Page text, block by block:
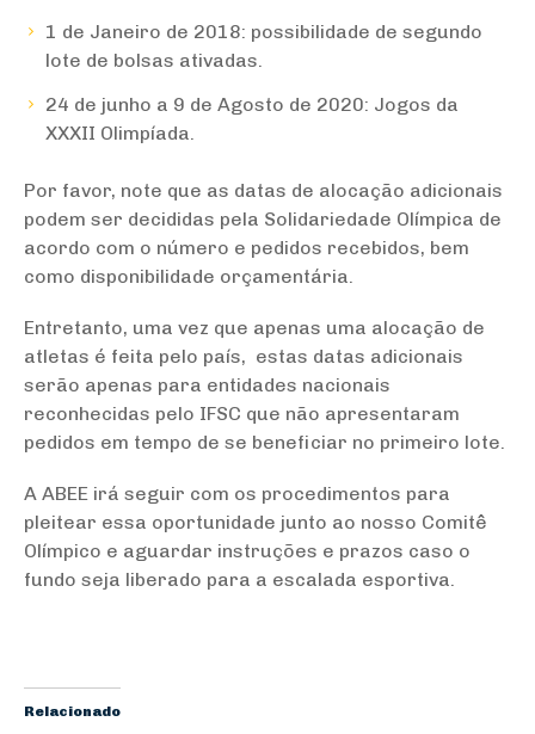
1 de Janeiro de 2018: possibilidade de segundo
lote de bolsas ativadas.
24 de junho a 9 de Agosto de 2020: Jogos da
XXXII Olimpíada.
Por favor, note que as datas de alocação adicionais
podem ser decididas pela Solidariedade Olímpica de
acordo com o número e pedidos recebidos, bem
como disponibilidade orçamentária.
Entretanto, uma vez que apenas uma alocação de
atletas é feita pelo país, estas datas adicionais
serão apenas para entidades nacionais
reconhecidas pelo IFSC que não apresentaram
pedidos em tempo de se beneficiar no primeiro lote.
A ABEE irá seguir com os procedimentos para
pleitear essa oportunidade junto ao nosso Comitê
Olímpico e aguardar instruções e prazos caso o
fundo seja liberado para a escalada esportiva.
Relacionado